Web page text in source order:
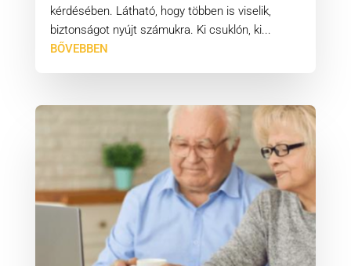
kérdésében. Látható, hogy többen is viselik,
biztonságot nyújt számukra. Ki csuklón, ki...
BŐVEBBEN